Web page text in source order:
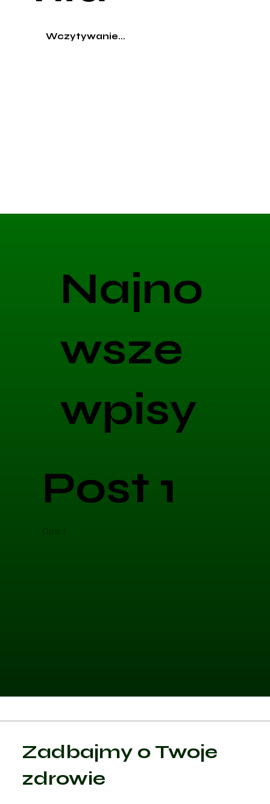
Wczytywanie...
Najno
wsze
wpisy
Post 1
Opis 1
Zadbajmy o Twoje
zdrowie